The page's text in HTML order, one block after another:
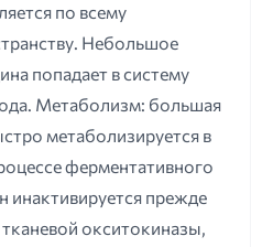
по всему
Небольшое
попадает в систему
Метаболизм: большая
метаболизируется в
ферментативного
инактивируется прежде
окситокиназы,